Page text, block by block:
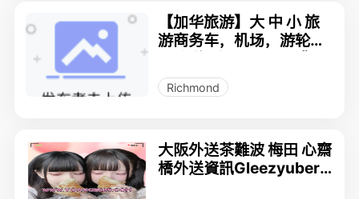
【加华旅游】大 中 小 旅
游商务车，机场，游轮码
图，班夫洛矶山脉，深度
定制包车游
Richmond
大阪外送茶難波 梅田 心齋
橋外送資訊Gleezyuber7